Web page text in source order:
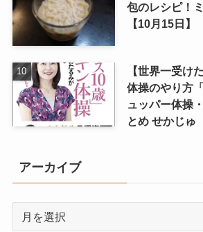
包のレシピ！
【10月15日】
【世界一受け
体操のやり方
ュッパー体操
とめ せかじゅ
アーカイブ